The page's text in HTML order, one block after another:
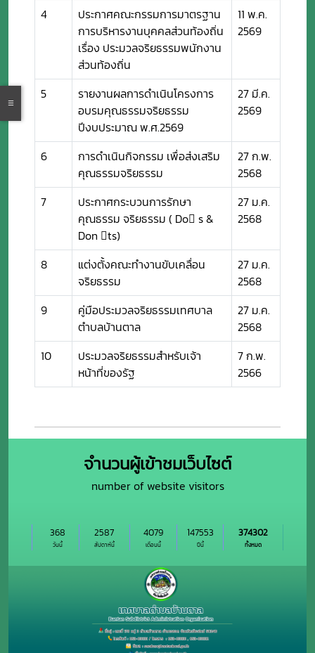
4
ประกาศคณะกรรมการมาตรฐาน
การบริหารงานบุคคลส่วนท้องถิ่น
เรื่อง ประมวลจริยธรรมพนักงาน
ส่วนท้องถิ่น
11 พ.ค.
2569
5
รายงานผลการดำเนินโครงการ
อบรมคุณธรรมจริยธรรม
ปีงบประมาณ พ.ศ.2569
27 มี.ค.
2569
6
การดำเนินกิจกรรม เพื่อส่งเสริม
คุณธรรมจริยธรรม
27 ก.พ.
2568
7
ประกาศกระบวนการรักษา
คุณธรรม จริยธรรม ( Do s &
Don ts)
27 ม.ค.
2568
8
แต่งตั้งคณะทำงานขับเคลื่อน
จริยธรรม
27 ม.ค.
2568
9
คู่มือประมวลจริยธรรมเทศบาล
ตำบลบ้านตาล
27 ม.ค.
2568
10
ประมวลจริยธรรมสำหรับเจ้า
หน้าที่ของรัฐ
7 ก.พ.
2566
จำนวนผู้เข้าชมเว็บไซต์
number of website visitors
วันนี้
368
สัปดาห์นี้
2587
เดือนนี้
4079
ปีนี้
147553
ทั้งหมด
374302